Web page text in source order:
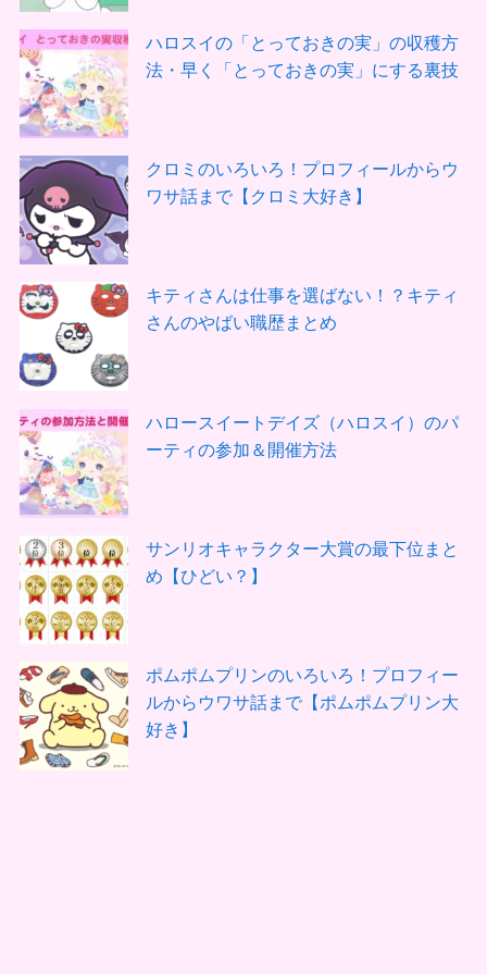
ハロスイの「とっておきの実」の収穫方
法・早く「とっておきの実」にする裏技
クロミのいろいろ！プロフィールからウ
ワサ話まで【クロミ大好き】
キティさんは仕事を選ばない！？キティ
さんのやばい職歴まとめ
ハロースイートデイズ（ハロスイ）のパ
ーティの参加＆開催方法
サンリオキャラクター大賞の最下位まと
め【ひどい？】
ポムポムプリンのいろいろ！プロフィー
ルからウワサ話まで【ポムポムプリン大
好き】